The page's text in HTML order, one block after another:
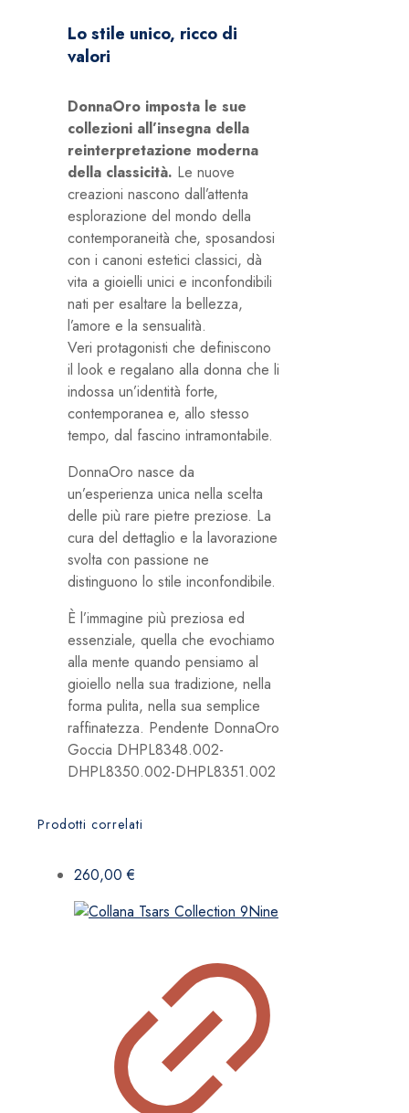
Lo stile unico, ricco di
valori
DonnaOro imposta le sue
collezioni all’insegna della
reinterpretazione moderna
della classicità. Le nuove
creazioni nascono dall’attenta
esplorazione del mondo della
contemporaneità che, sposandosi
con i canoni estetici classici, dà
vita a gioielli unici e inconfondibili
nati per esaltare la bellezza,
l’amore e la sensualità.
Veri protagonisti che definiscono
il look e regalano alla donna che li
indossa un’identità forte,
contemporanea e, allo stesso
tempo, dal fascino intramontabile.
DonnaOro nasce da
un’esperienza unica nella scelta
delle più rare pietre preziose. La
cura del dettaglio e la lavorazione
svolta con passione ne
distinguono lo stile inconfondibile.
È l’immagine più preziosa ed
essenziale, quella che evochiamo
alla mente quando pensiamo al
gioiello nella sua tradizione, nella
forma pulita, nella sua semplice
raffinatezza. Pendente DonnaOro
Goccia DHPL8348.002-
DHPL8350.002-DHPL8351.002
Prodotti correlati
260,00€